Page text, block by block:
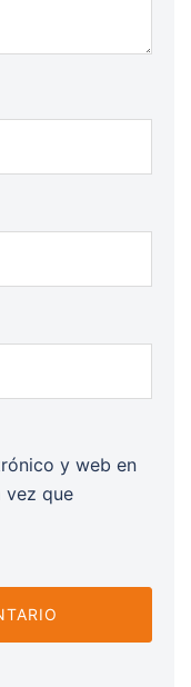
y web en
vez que